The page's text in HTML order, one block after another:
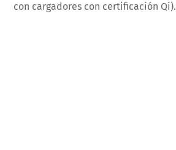
con cargadores con certificación Qi).